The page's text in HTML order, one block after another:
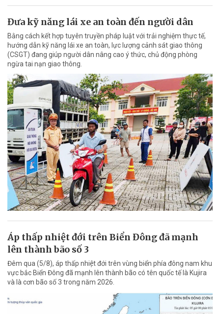
Đưa kỹ năng lái xe an toàn đến người dân
Bằng cách kết hợp tuyên truyền pháp luật với trải nghiệm thực tế,
hướng dẫn kỹ năng lái xe an toàn, lực lượng cảnh sát giao thông
(CSGT) đang giúp người dân nâng cao ý thức, chủ động phòng
ngừa tai nạn giao thông.
Áp thấp nhiệt đới trên Biển Đông đã mạnh
lên thành bão số 3
Đêm qua (5/8), áp thấp nhiệt đới trên vùng biển phía đông nam khu
vực bắc Biển Đông đã mạnh lên thành bão có tên quốc tế là Kujira
và là cơn bão số 3 trong năm 2026.